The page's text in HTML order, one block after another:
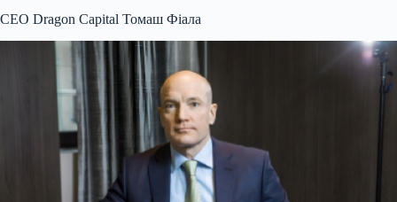
CEO Dragon Capital Томаш Фіала